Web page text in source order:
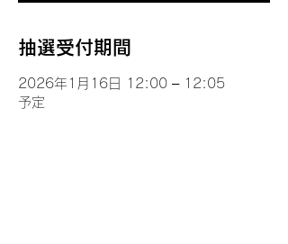
抽選受付期間
2026年1月16日 12:00 – 12:05
予定